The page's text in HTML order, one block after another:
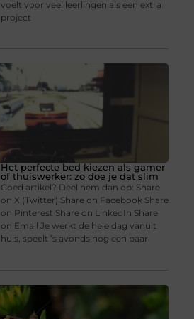
voelt voor veel leerlingen als een extra
project
Het perfecte bed kiezen als gamer
of thuiswerker: zo doe je dat slim
Goed artikel? Deel hem dan op: Share
on X (Twitter) Share on Facebook Share
on Pinterest Share on LinkedIn Share
on Email Je werkt de hele dag vanuit
huis, speelt ’s avonds nog een paar